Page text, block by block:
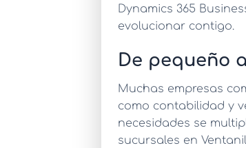
Dynamics 365
evolucionar contigo.
De pequeño
Muchas empresas
como contabilidad y
necesidades se
sucursales en